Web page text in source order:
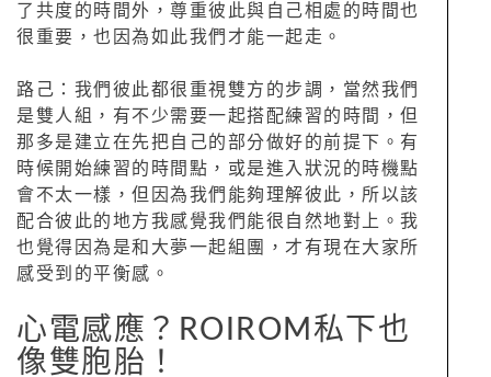
了共度的時間外，尊重彼此與自己相處的時間也
很重要，也因為如此我們才能一起走。
路己：我們彼此都很重視雙方的步調，當然我們
是雙人組，有不少需要一起搭配練習的時間，但
那多是建立在先把自己的部分做好的前提下。有
時候開始練習的時間點，或是進入狀況的時機點
會不太一樣，但因為我們能夠理解彼此，所以該
配合彼此的地方我感覺我們能很自然地對上。我
也覺得因為是和大夢一起組團，才有現在大家所
感受到的平衡感。
心電感應？ROIROM私下也
像雙胞胎！